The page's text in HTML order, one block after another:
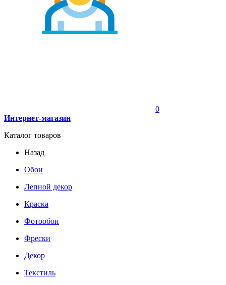
0
Интернет-магазин
Каталог товаров
Назад
Обои
Лепной декор
Краска
Фотообои
Фрески
Декор
Текстиль